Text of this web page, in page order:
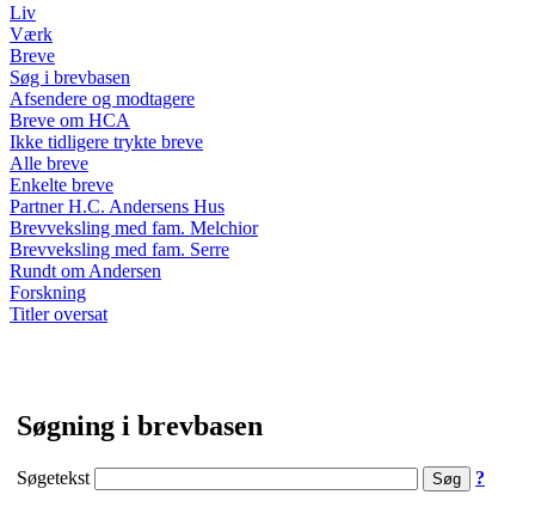
Liv
Værk
Breve
Søg i brevbasen
Afsendere og modtagere
Breve om HCA
Ikke tidligere trykte breve
Alle breve
Enkelte breve
Partner H.C. Andersens Hus
Brevveksling med fam. Melchior
Brevveksling med fam. Serre
Rundt om Andersen
Forskning
Titler oversat
Søgning i brevbasen
Søgetekst ?